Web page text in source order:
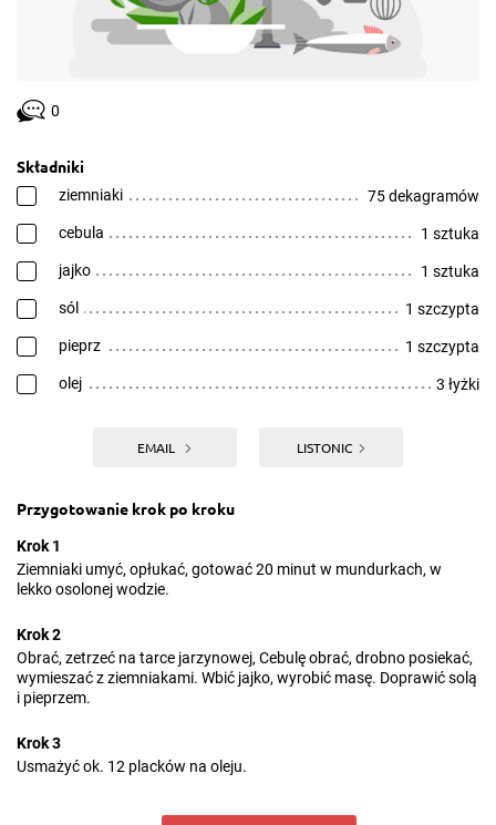
0
Składniki
ziemniaki 75 dekagramów
cebula 1 sztuka
jajko 1 sztuka
sól 1 szczypta
pieprz 1 szczypta
olej 3 łyżki
EMAIL LISTONIC
Przygotowanie krok po kroku
Krok 1
Ziemniaki umyć, opłukać, gotować 20 minut w mundurkach, w
lekko osolonej wodzie.
Krok 2
Obrać, zetrzeć na tarce jarzynowej, Cebulę obrać, drobno posiekać,
wymieszać z ziemniakami. Wbić jajko, wyrobić masę. Doprawić solą
i pieprzem.
Krok 3
Usmażyć ok. 12 placków na oleju.